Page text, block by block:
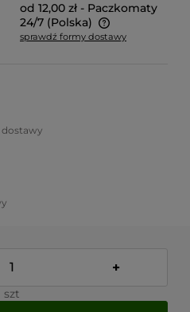
od 12,00 zł - Paczkomaty
24/7 (Polska)
kosztów płatności
sprawdź formy dostawy
dostawy
+
szt